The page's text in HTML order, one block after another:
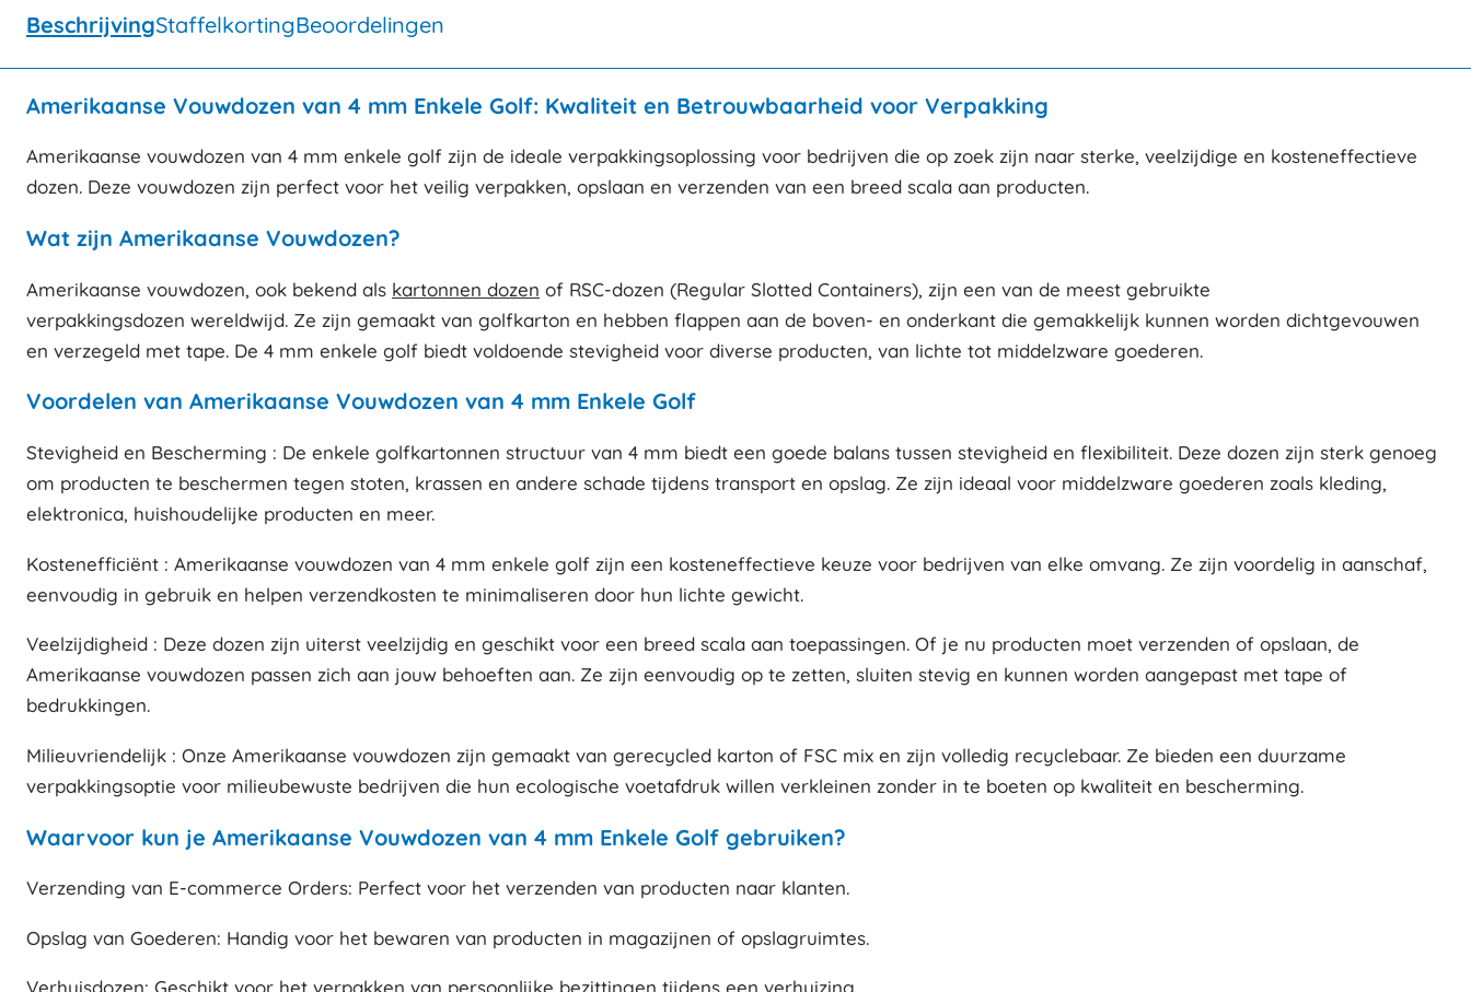
BeschrijvingStaffelkortingBeoordelingen
Amerikaanse Vouwdozen van 4 mm Enkele Golf: Kwaliteit en Betrouwbaarheid voor Verpakking
Amerikaanse vouwdozen van 4 mm enkele golf zijn de ideale verpakkingsoplossing voor bedrijven die op zoek zijn naar sterke, veelzijdige en kosteneffectieve
dozen. Deze vouwdozen zijn perfect voor het veilig verpakken, opslaan en verzenden van een breed scala aan producten.
Wat zijn Amerikaanse Vouwdozen?
Amerikaanse vouwdozen, ook bekend als kartonnen dozen of RSC-dozen (Regular Slotted Containers), zijn een van de meest gebruikte
verpakkingsdozen wereldwijd. Ze zijn gemaakt van golfkarton en hebben flappen aan de boven- en onderkant die gemakkelijk kunnen worden dichtgevouwen
en verzegeld met tape. De 4 mm enkele golf biedt voldoende stevigheid voor diverse producten, van lichte tot middelzware goederen.
Voordelen van Amerikaanse Vouwdozen van 4 mm Enkele Golf
Stevigheid en Bescherming : De enkele golfkartonnen structuur van 4 mm biedt een goede balans tussen stevigheid en flexibiliteit. Deze dozen zijn sterk genoeg
om producten te beschermen tegen stoten, krassen en andere schade tijdens transport en opslag. Ze zijn ideaal voor middelzware goederen zoals kleding,
elektronica, huishoudelijke producten en meer.
Kostenefficiënt : Amerikaanse vouwdozen van 4 mm enkele golf zijn een kosteneffectieve keuze voor bedrijven van elke omvang. Ze zijn voordelig in aanschaf,
eenvoudig in gebruik en helpen verzendkosten te minimaliseren door hun lichte gewicht.
Veelzijdigheid : Deze dozen zijn uiterst veelzijdig en geschikt voor een breed scala aan toepassingen. Of je nu producten moet verzenden of opslaan, de
Amerikaanse vouwdozen passen zich aan jouw behoeften aan. Ze zijn eenvoudig op te zetten, sluiten stevig en kunnen worden aangepast met tape of
bedrukkingen.
Milieuvriendelijk : Onze Amerikaanse vouwdozen zijn gemaakt van gerecycled karton of FSC mix en zijn volledig recyclebaar. Ze bieden een duurzame
verpakkingsoptie voor milieubewuste bedrijven die hun ecologische voetafdruk willen verkleinen zonder in te boeten op kwaliteit en bescherming.
Waarvoor kun je Amerikaanse Vouwdozen van 4 mm Enkele Golf gebruiken?
Verzending van E-commerce Orders: Perfect voor het verzenden van producten naar klanten.
Opslag van Goederen: Handig voor het bewaren van producten in magazijnen of opslagruimtes.